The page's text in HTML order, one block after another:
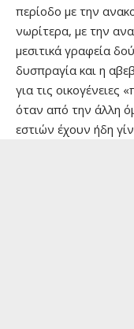
περίοδο με την
νωρίτερα, με την
μεσιτικά γραφεία
δυσπραγία και η
για τις οικογένειες
όταν από την άλλη
εστιών έχουν ήδη